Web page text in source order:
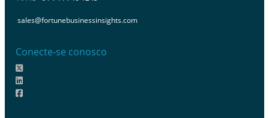
sales@fortunebusinessinsights.com
Conecte-se conosco